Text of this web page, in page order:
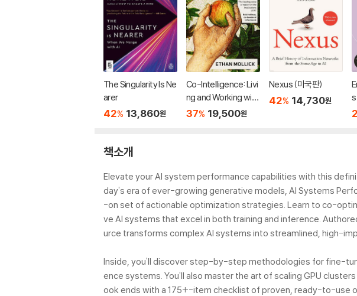
The Singularity Is Ne
arer
42% 13,860원
Co-Intelligence: Livi
ng and Working with
AI
37% 19,500원
Nexus (미국판)
42% 14,730원
책소개
Elevate your AI system performance capabilities with this
day's era of ever-growing generative models, AI Systems
-on set of actionable optimization strategies. Learn to co-
ve AI systems that excel in both training and inference.
urce transforms complex AI systems into streamlined, high-
Inside, you'll discover step-by-step methodologies for fine-
ence systems. You'll also master the art of scaling GPU
ook ends with a 175+-item checklist of proven, ready-to-use